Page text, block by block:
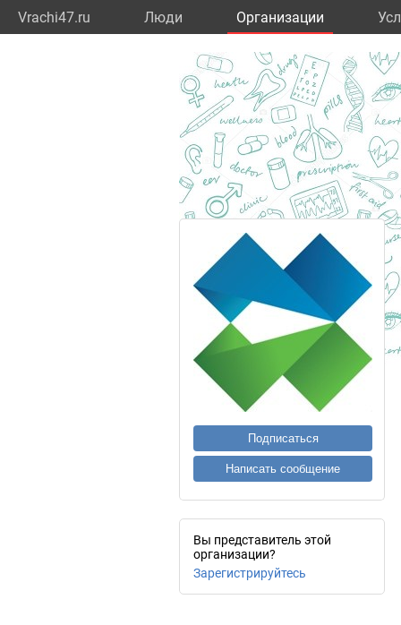
Vrachi47.ru Люди Организации
Подписаться
Написать сообщение
Вы представитель этой
организации?
Зарегистрируйтесь